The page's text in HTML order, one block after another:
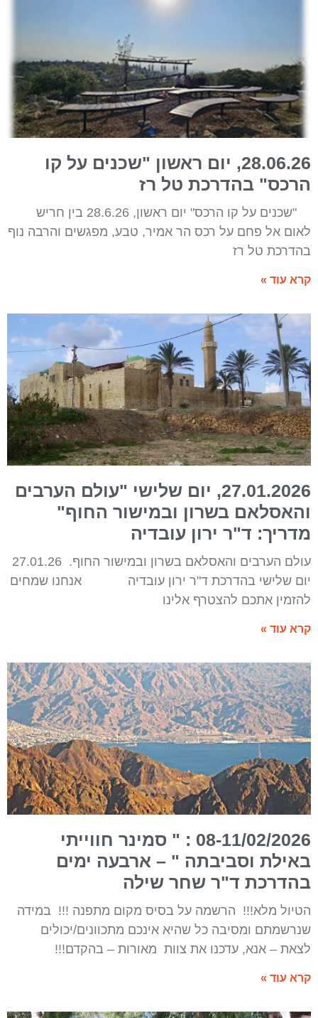
28.06.26, יום ראשון "שכנים על קו
הרכס" בהדרכת טל רז
"שכנים על קו הרכס" יום ראשון, 28.6.26 בין חריש
לאום אל פחם על רכס הר אמיר, טבע, מפגשים והרבה נוף
בהדרכת טל רז
קרא עוד »
27.01.2026, יום שלישי "עולם הערבים
והאסלאם בשרון ובמישור החוף"
מדריך: ד"ר ירון עובדיה
יום שלישי בהדרכת ד"ר ירון עובדיה אנחנו שמחים
להזמין אתכם להצטרף אלינו
קרא עוד »
08-11/02/2026 : " סמינר חווייתי
באילת וסביבתה " – ארבעה ימים
בהדרכת ד"ר שחר שילה
הטיול מלא!!! הרשמה על בסיס מקום מתפנה !!! במידה
שנרשמתם ומסיבה כל שהיא אינכם מתכוונים/יכולים
לצאת – אנא, עדכנו את צוות מאורות – בהקדם!!!
קרא עוד »